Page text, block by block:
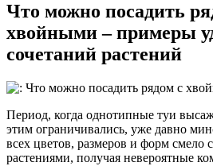
Что можно посадить
хвойными – примеры
сочетаний растений
Период, когда однотипные туи
этим ограничивались, уже давно
всех цветов, размеров и форм смело
растениями, получая невероятные